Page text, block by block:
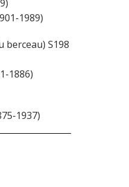
1989)
berceau) S198
1886)
1937)